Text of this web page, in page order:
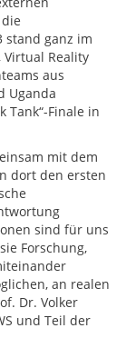
stand ganz im
Virtual Reality
aus
Uganda
Tank“-Finale in
mit dem
dort den ersten
sind für uns
Forschung,
an realen
Dr. Volker
und Teil der